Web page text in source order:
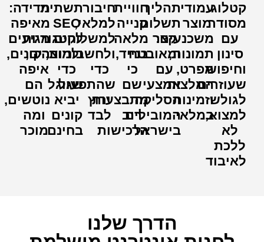
קטלוג
מסודר
עם
סינון
וחיפוש
שעוזרים
לגולש
למצוא,
לא
ללכת
לאיבוד
עמודי
מוצר
משכנעים:
תמונות,
מפרט,
המלצות
וזמינות
במלאי
תהליך
תשלום
קצר
ומאובטח
עם
אמצעי
הסליקה
המובילים
בישראל
חוויית
קנייה
מלאה
בנייד,
כי
שם
מתבצעות
רוב
הרכישות
חיבור
למלאי,
למשלוחים
ולחשבוניות,
כדי
שהתפעול
ירוץ
לבד
תשתית
SEO
לקטגוריות
ולמוצרים,
כדי
שגוגל
יביא
קונים
בחינם
מדידה:
מאיפה
מגיעים
הקונים,
איפה
הם
נוטשים,
ומה
מוכר
הדרך שלנו